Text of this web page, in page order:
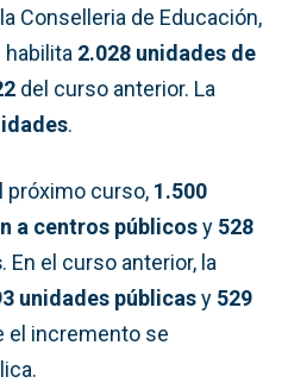
Conselleria de Educación,
habilita 2.028 unidades de
del curso anterior. La
.
próximo curso, 1.500
a centros públicosy 528
. En el curso anterior, la
unidades públicasy 529
el incremento se